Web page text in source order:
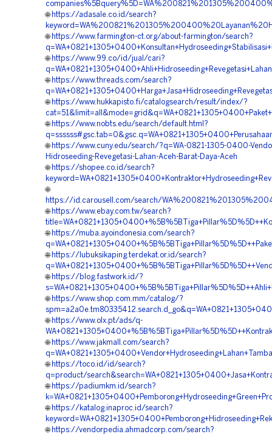
🌐 https://adasale.co.id/search?
🌐 https://www.farmington-ct.org/about-farmington/search?
🌐 https://www.99.co/id/jual/cari?
🌐 https://www.threads.com/search?
🌐 https://www.hukkapisto.fi/catalogsearch/result/index/?
🌐 https://www.nobts.edu/search/default.html?
🌐 https://www.cuny.edu/search/?q=WA-0821-1305-0400-
Hidroseeding-Revegetasi-Lahan-Aceh-Barat-Daya-Aceh
🌐 https://shopee.co.id/search?
🌐
https://id.carousell.com/search/
🌐 https://www.ebay.com.tw/search?
🌐 https://muba.ayoindonesia.com/search?
🌐 https://lubuksikaping.terdekat.or.id/search?
🌐 https://blog.fastwork.id/?
🌐 https://www.shop.com.mm/catalog/?
🌐 https://www.olx.pt/ads/q-
🌐 https://www.jakmall.com/search?
🌐 https://toco.id/id/search?
q=product/
🌐 https://padiumkm.id/search?
🌐 https://katalog.inaproc.id/search?
🌐 https://vendorpedia.ahmadcorp.com/search?